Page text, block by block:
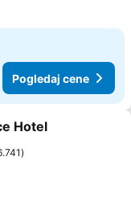
Pogledaj cene
Hotel